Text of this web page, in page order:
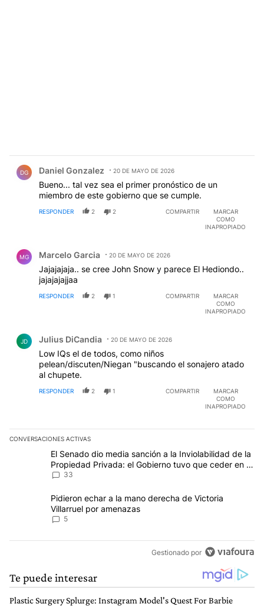
DG Daniel Gonzalez 20 DE MAYO DE 2026
Bueno... tal vez sea el primer pronóstico de un
miembro de este gobierno que se cumple.
RESPONDER 2 2 COMPARTIR
MARCAR
COMO
INAPROPIADO
MG Marcelo Garcia 20 DE MAYO DE 2026
Jajajajaja.. se cree John Snow y parece El Hediondo..
jajajajajjaa
RESPONDER 2 1 COMPARTIR
MARCAR
COMO
INAPROPIADO
JD Julius DiCandia 20 DE MAYO DE 2026
Low IQs el de todos, como niños
pelean/discuten/Niegan "buscando el sonajero atado
al chupete.
RESPONDER 2 1 COMPARTIR
MARCAR
COMO
INAPROPIADO
CONVERSACIONES ACTIVAS
Un artículo de tendencia con el título "El Senado dio media
El Senado dio media sanción a la Inviolabilidad de la
Propiedad Privada: el Gobierno tuvo que ceder en la
Ley del Manejo del Fuego
33
Un artículo de tendencia con el título "Pidieron echar a la mano
Pidieron echar a la mano derecha de Victoria
Villarruel por amenazas
5
Gestionado por